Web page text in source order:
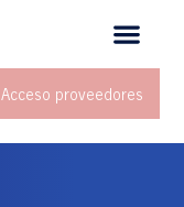
Acceso proveedores